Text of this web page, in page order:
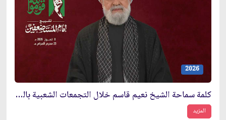
2026
كلمة سماحة الشيخ نعيم قاسم خلال التجمعات الشعبية بالتزامن مع تشييع إمام المستضعفين الشهيد السيد علي الخامنئي
المزيد